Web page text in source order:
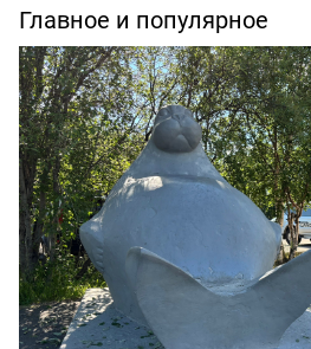
Главное и популярное